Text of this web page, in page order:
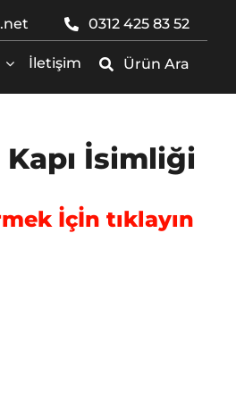
0312 425 83 52
İletişim Ürün Ara
İsimliği
İçİn tıklayın